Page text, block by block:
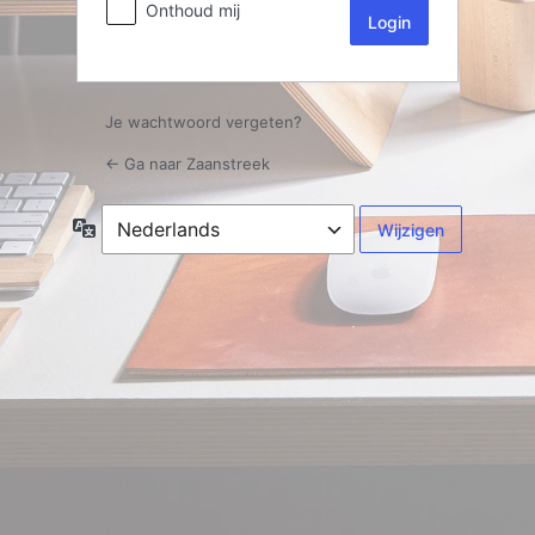
Onthoud mij
Je wachtwoord vergeten?
← Ga naar Zaanstreek
Taal